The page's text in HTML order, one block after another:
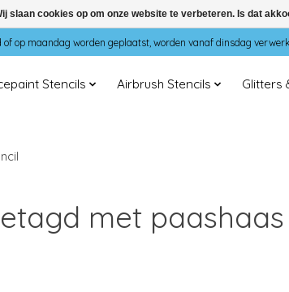
op maandag worden geplaatst, worden vanaf dinsdag
Stencils Airbrush Stencils Glitters
met
slaan cookies op om onze website te verbeteren. Is dat